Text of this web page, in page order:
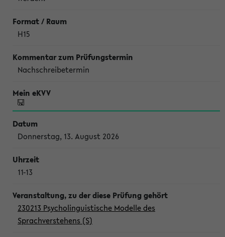
H15
Nachschreibetermin
Donnerstag, 13. August 2026
11-13
230213 Psycholinguistische Modelle des
Sprachverstehens (S)